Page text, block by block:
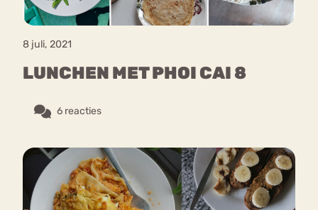
8 juli, 2021
LUNCHEN MET PHOI CAI 8
6 reacties